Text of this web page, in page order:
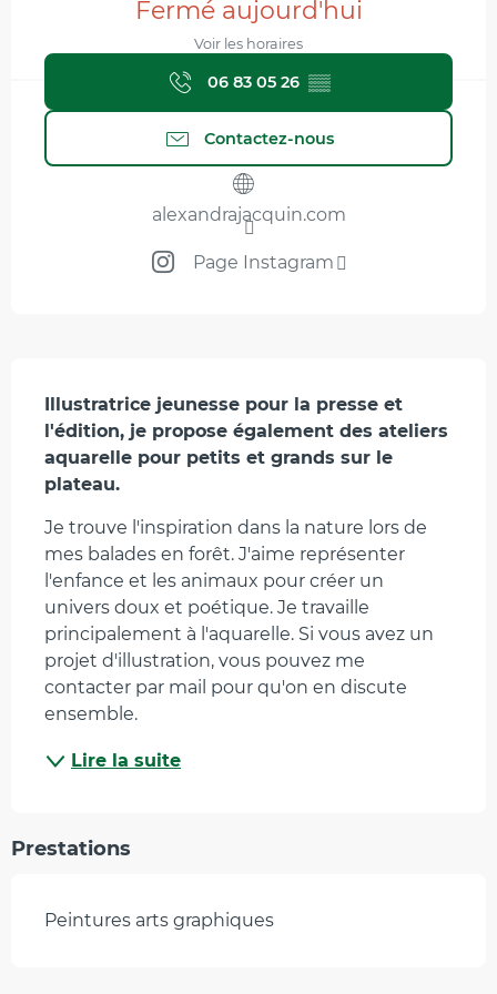
Fermé aujourd'hui
Voir les horaires
06 83 05 26 ▒▒
Contactez-nous
alexandrajacquin.com
Page Instagram
Description
Illustratrice jeunesse pour la presse et
l'édition, je propose également des ateliers
aquarelle pour petits et grands sur le
plateau.
Je trouve l'inspiration dans la nature lors de
mes balades en forêt. J'aime représenter
l'enfance et les animaux pour créer un
univers doux et poétique. Je travaille
principalement à l'aquarelle. Si vous avez un
projet d'illustration, vous pouvez me
contacter par mail pour qu'on en discute
ensemble.
Lire la suite
Prestations
Peintures arts graphiques